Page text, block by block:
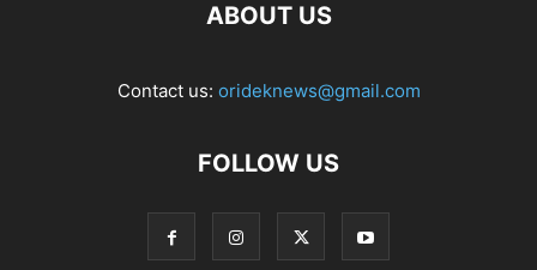
ABOUT US
Contact us: orideknews@gmail.com
FOLLOW US